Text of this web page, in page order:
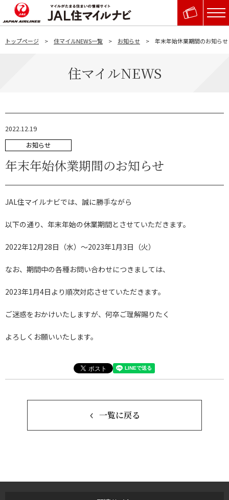
トップページ 住マイルNEWS一覧 お知らせ 年末年始休業期間のお知らせ
住マイルNEWS
2022.12.19
お知らせ
年末年始休業期間のお知らせ
JAL住マイルナビでは、誠に勝手ながら
以下の通り、年末年始の休業期間とさせていただきます。
2022年12月28日（水）～2023年1月3日（火）
なお、期間中の各種お問い合わせにつきましては、
2023年1月4日より順次対応させていただきます。
ご迷惑をおかけいたしますが、何卒ご理解賜りたく
よろしくお願いいたします。
一覧に戻る